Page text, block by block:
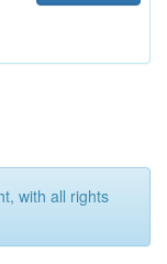
with all rights